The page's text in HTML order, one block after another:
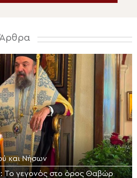
και Νήσων
Το γεγονός στο όρος Θαβώρ